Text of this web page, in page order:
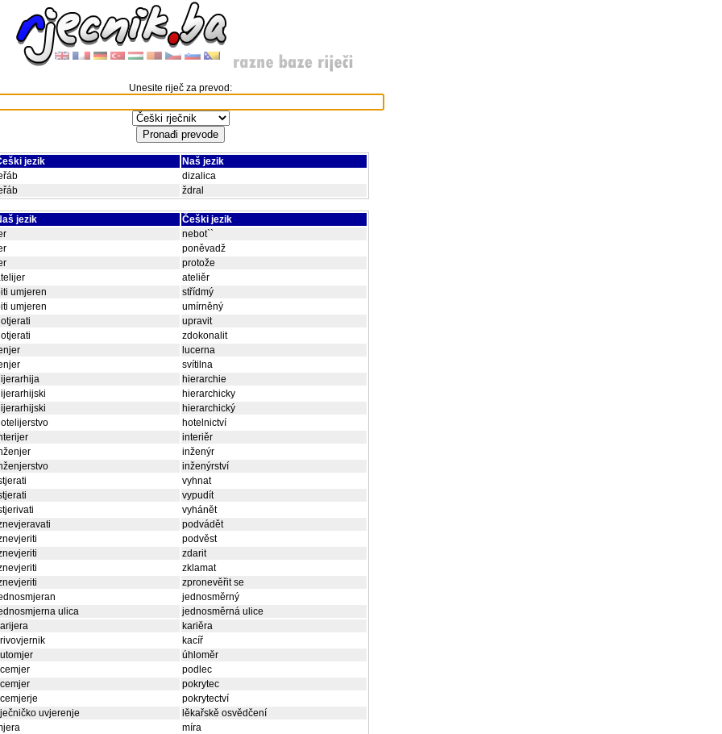
Unesite riječ za prevod:
jezik
Naš jezik
dizalica
ždral
jezik
Češki jezik
nebot``
poněvadž
protože
ateliěr
umjeren
střídmý
umjeren
umírněný
upravit
zdokonalit
lucerna
svítilna
hierarchie
hierarchicky
hierarchický
hotelnictví
interiěr
inženýr
inženýrství
vyhnat
vypudít
vyhánět
podvádět
podvěst
zdarit
zklamat
zpronevěřit se
jednosměrný
ulica
jednosměrná ulice
kariěra
kacíř
úhloměr
podlec
pokrytec
pokrytectví
uvjerenje
lěkařskě osvědčení
míra